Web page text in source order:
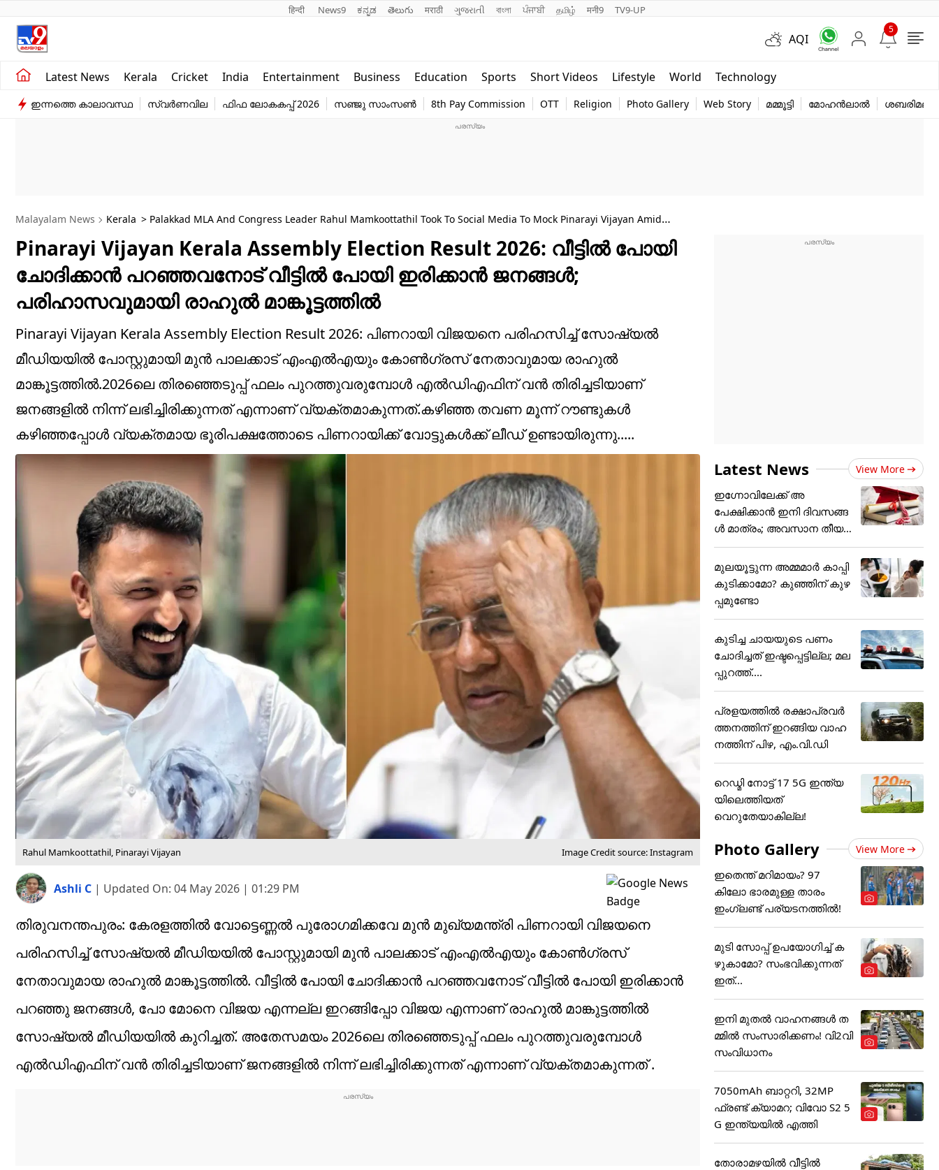
हिन्दी News9 ಕನ್ನಡ తెలుగు मराठी ગુજરાતી বাংলা ਪੰਜਾਬੀ தமிழ் मनी9 TV9-UP
AQI
5
Latest News Kerala Cricket India Entertainment Business Education Sports Short Videos Lifestyle World Technology
Kerala
India
Education
world
Web Story
ഇന്നത്തെ കാലാവസ്ഥ സ്വർണവില ഫിഫ ലോകകപ്പ് 2026 സഞ്ജു സാംസൺ 8th Pay Commission OTT Religion Photo Gallery Web Story മമ്മൂട്ടി മോഹൻലാൽ ശബരിമല
Malayalam News Kerala > Palakkad MLA And Congress Leader Rahul Mamkoottathil Took To Social Media To Mock Pinarayi Vijayan Amid
Counting Progress
Pinarayi Vijayan Kerala Assembly Election Result 2026: വീട്ടിൽ പോയി
ചോദിക്കാൻ പറഞ്ഞവനോട് വീട്ടിൽ പോയി ഇരിക്കാൻ ജനങ്ങൾ;
പരിഹാസവുമായി രാഹുൽ മാങ്കൂട്ടത്തിൽ
Pinarayi Vijayan Kerala Assembly Election Result 2026: പിണറായി വിജയനെ പരിഹസിച്ച് സോഷ്യൽ
മീഡിയയിൽ പോസ്റ്റുമായി മുൻ പാലക്കാട് എംഎൽഎയും കോൺഗ്രസ് നേതാവുമായ രാഹുൽ
മാങ്കൂട്ടത്തിൽ.2026ലെ തിരഞ്ഞെടുപ്പ് ഫലം പുറത്തുവരുമ്പോൾ എൽഡിഎഫിന് വൻ തിരിച്ചടിയാണ്
ജനങ്ങളിൽ നിന്ന് ലഭിച്ചിരിക്കുന്നത് എന്നാണ് വ്യക്തമാകുന്നത്.കഴിഞ്ഞ തവണ മൂന്ന് റൗണ്ടുകൾ
കഴിഞ്ഞപ്പോൾ വ്യക്തമായ ഭൂരിപക്ഷത്തോടെ പിണറായിക്ക് വോട്ടുകൾക്ക് ലീഡ് ഉണ്ടായിരുന്നു.....
Rahul Mamkoottathil, Pinarayi Vijayan Image Credit source: Instagram
Ashli C | Updated On: 04 May 2026 | 01:29 PM
തിരുവനന്തപുരം: കേരളത്തിൽ വോട്ടെണ്ണൽ പുരോഗമിക്കവേ മുൻ മുഖ്യമന്ത്രി പിണറായി വിജയനെ
പരിഹസിച്ച് സോഷ്യൽ മീഡിയയിൽ പോസ്റ്റുമായി മുൻ പാലക്കാട് എംഎൽഎയും കോൺഗ്രസ്
നേതാവുമായ രാഹുൽ മാങ്കൂട്ടത്തിൽ. വീട്ടിൽ പോയി ചോദിക്കാൻ പറഞ്ഞവനോട് വീട്ടിൽ പോയി ഇരിക്കാൻ
പറഞ്ഞു ജനങ്ങൾ, പോ മോനെ വിജയ എന്നല്ല ഇറങ്ങിപ്പോ വിജയ എന്നാണ് രാഹുൽ മാങ്കുട്ടത്തിൽ
സോഷ്യൽ മീഡിയയിൽ കുറിച്ചത്. അതേസമയം 2026ലെ തിരഞ്ഞെടുപ്പ് ഫലം പുറത്തുവരുമ്പോൾ
എൽഡിഎഫിന് വൻ തിരിച്ചടിയാണ് ജനങ്ങളിൽ നിന്ന് ലഭിച്ചിരിക്കുന്നത് എന്നാണ് വ്യക്തമാകുന്നത് .
Latest News View More
ഇഗ്നോവിലേക്ക് അ
പേക്ഷിക്കാൻ ഇനി ദിവസങ്ങ
ൾ മാത്രം; അവസാന തീയ
തി
മുലയൂട്ടുന്ന അമ്മമാർ കാപ്പി
കുടിക്കാമോ? കുഞ്ഞിന് കുഴ
പ്പമുണ്ടോ
കുടിച്ച ചായയുടെ പണം
ചോദിച്ചത് ഇഷ്ടപ്പെട്ടില്ല; മല
പ്പുറത്ത്....
പ്രളയത്തിൽ രക്ഷാപ്രവർ
ത്തനത്തിന് ഇറങ്ങിയ വാഹ
നത്തിന് പിഴ, എം.വി.ഡി
റെഡ്മി നോട്ട് 17 5G ഇന്ത്യ
യിലെത്തിയത്
വെറുതേയാകില്ല!
Photo Gallery View More
ഇതെന്ത് മറിമായം? 97
കിലോ ഭാരമുള്ള താരം
ഇംഗ്ലണ്ട് പര്യടനത്തില്‍!
മുടി സോപ്പ് ഉപയോഗിച്ച് ക
ഴുകാമോ? സംഭവിക്കുന്നത്
ഇത്...
ഇനി മുതൽ വാഹനങ്ങൾ ത
മ്മിൽ സംസാരിക്കണം! വി2വി
സംവിധാനം
7050mAh ബാറ്ററി, 32MP
ഫ്രണ്ട് ക്യാമറ; വിവോ S2 5
G ഇന്ത്യയിൽ എത്തി
തോരാമഴയിൽ വീട്ടിൽ